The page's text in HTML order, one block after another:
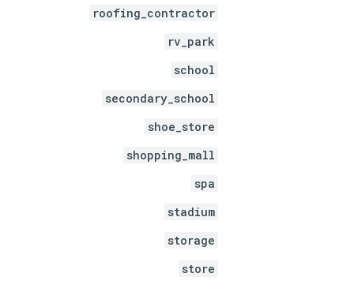
roofing_contractor
rv_park
school
secondary_school
shoe_store
shopping_mall
spa
stadium
storage
store